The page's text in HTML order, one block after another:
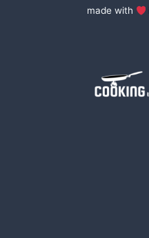
made with